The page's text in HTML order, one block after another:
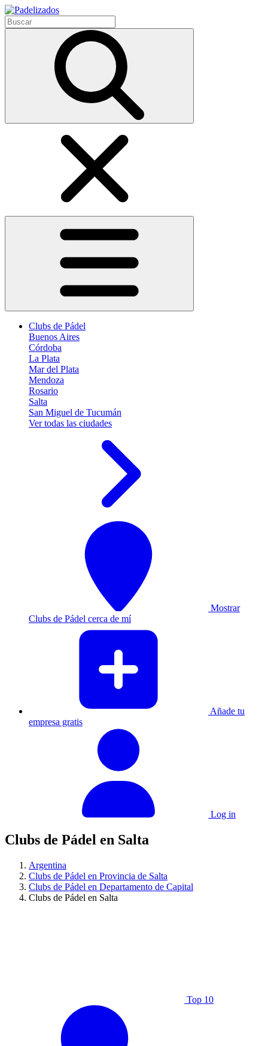
Clubs de Pádel
Buenos Aires
Córdoba
La Plata
Mar del Plata
Mendoza
Rosario
Salta
San Miguel de Tucumán
Ver todas las ciudades
Mostrar
Clubs de Pádel cerca de mí
Añade tu
empresa gratis
Log in
Clubs de Pádel en Salta
Argentina
Clubs de Pádel en Provincia de Salta
Clubs de Pádel en Departamento de Capital
Clubs de Pádel en Salta
Top 10